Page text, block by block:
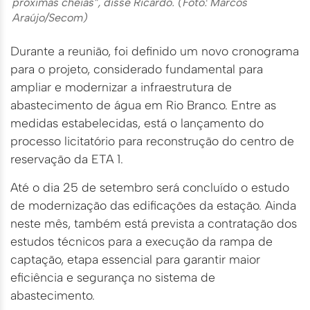
próximas cheias”, disse Ricardo. (Foto: Marcos
Araújo/Secom)
Durante a reunião, foi definido um novo cronograma
para o projeto, considerado fundamental para
ampliar e modernizar a infraestrutura de
abastecimento de água em Rio Branco. Entre as
medidas estabelecidas, está o lançamento do
processo licitatório para reconstrução do centro de
reservação da ETA 1.
Até o dia 25 de setembro será concluído o estudo
de modernização das edificações da estação. Ainda
neste mês, também está prevista a contratação dos
estudos técnicos para a execução da rampa de
captação, etapa essencial para garantir maior
eficiência e segurança no sistema de
abastecimento.